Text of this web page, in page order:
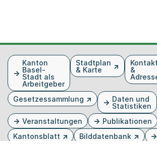
FusszeileKanton
Basel-
Stadt als
Arbeitgeber
Stadtplan
& Karte
&
Gesetzessammlung
Daten und
Statistiken
Veranstaltungen Publikationen
Kantonsblatt
Bilddatenbank